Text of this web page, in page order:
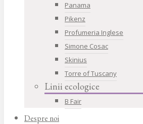
Panama
Pikenz
Profumeria Inglese
Simone Cosac
Skinius
Torre of Tuscany
Linii ecologice
B Fair
Despre noi